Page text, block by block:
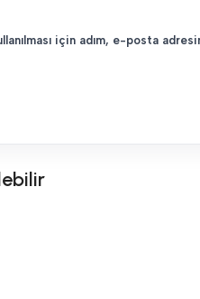
için adım, e-posta